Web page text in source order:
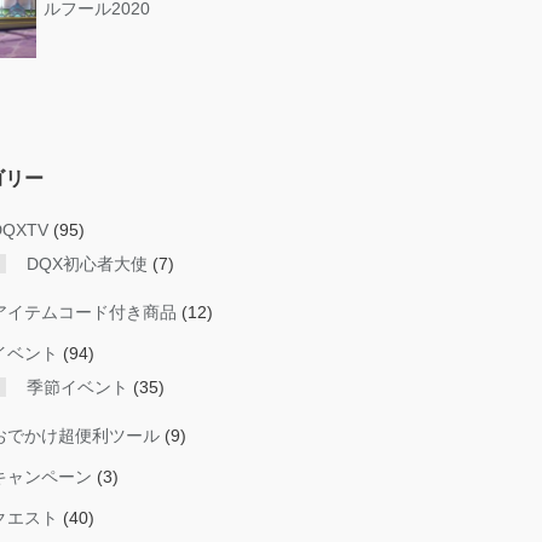
ルフール2020
リー
(95)
DQX初心者大使 (7)
イテムコード付き商品 (12)
ベント (94)
季節イベント (35)
でかけ超便利ツール (9)
ャンペーン (3)
エスト (40)